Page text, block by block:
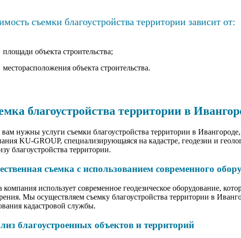
съемки благоустройства территории зависит от:
площади объекта строительства;
месторасположения объекта строительства.
благоустройства территории в
нужны услуги съемки благоустройства территории в
KU-GROUP, специализирующаяся на кадастре, геодезии и
благоустройства территории.
съемка с использованием современного
использует современное геодезическое оборудование,
Мы осуществляем съемку благоустройства территории в
кадастровой службы.
благоустроенных объектов и территорий